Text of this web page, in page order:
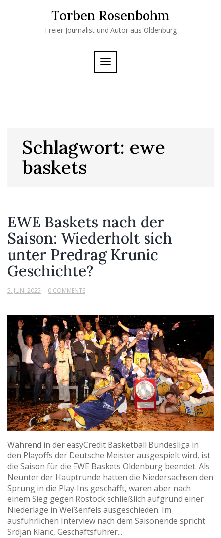
Torben Rosenbohm
Freier Journalist und Autor aus Oldenburg
TOGGLE
NAVIGATION
Schlagwort: ewe
baskets
EWE Baskets nach der
Saison: Wiederholt sich
unter Predrag Krunic
Geschichte?
5. JUNI 2025 0 COMMENTS
Während in der easyCredit Basketball Bundesliga in
den Playoffs der Deutsche Meister ausgespielt wird, ist
die Saison für die EWE Baskets Oldenburg beendet. Als
Neunter der Hauptrunde hatten die Niedersachsen den
Sprung in die Play-Ins geschafft, waren aber nach
einem Sieg gegen Rostock schließlich aufgrund einer
Niederlage in Weißenfels ausgeschieden. Im
ausführlichen Interview nach dem Saisonende spricht
Srdjan Klaric, Geschäftsführer...